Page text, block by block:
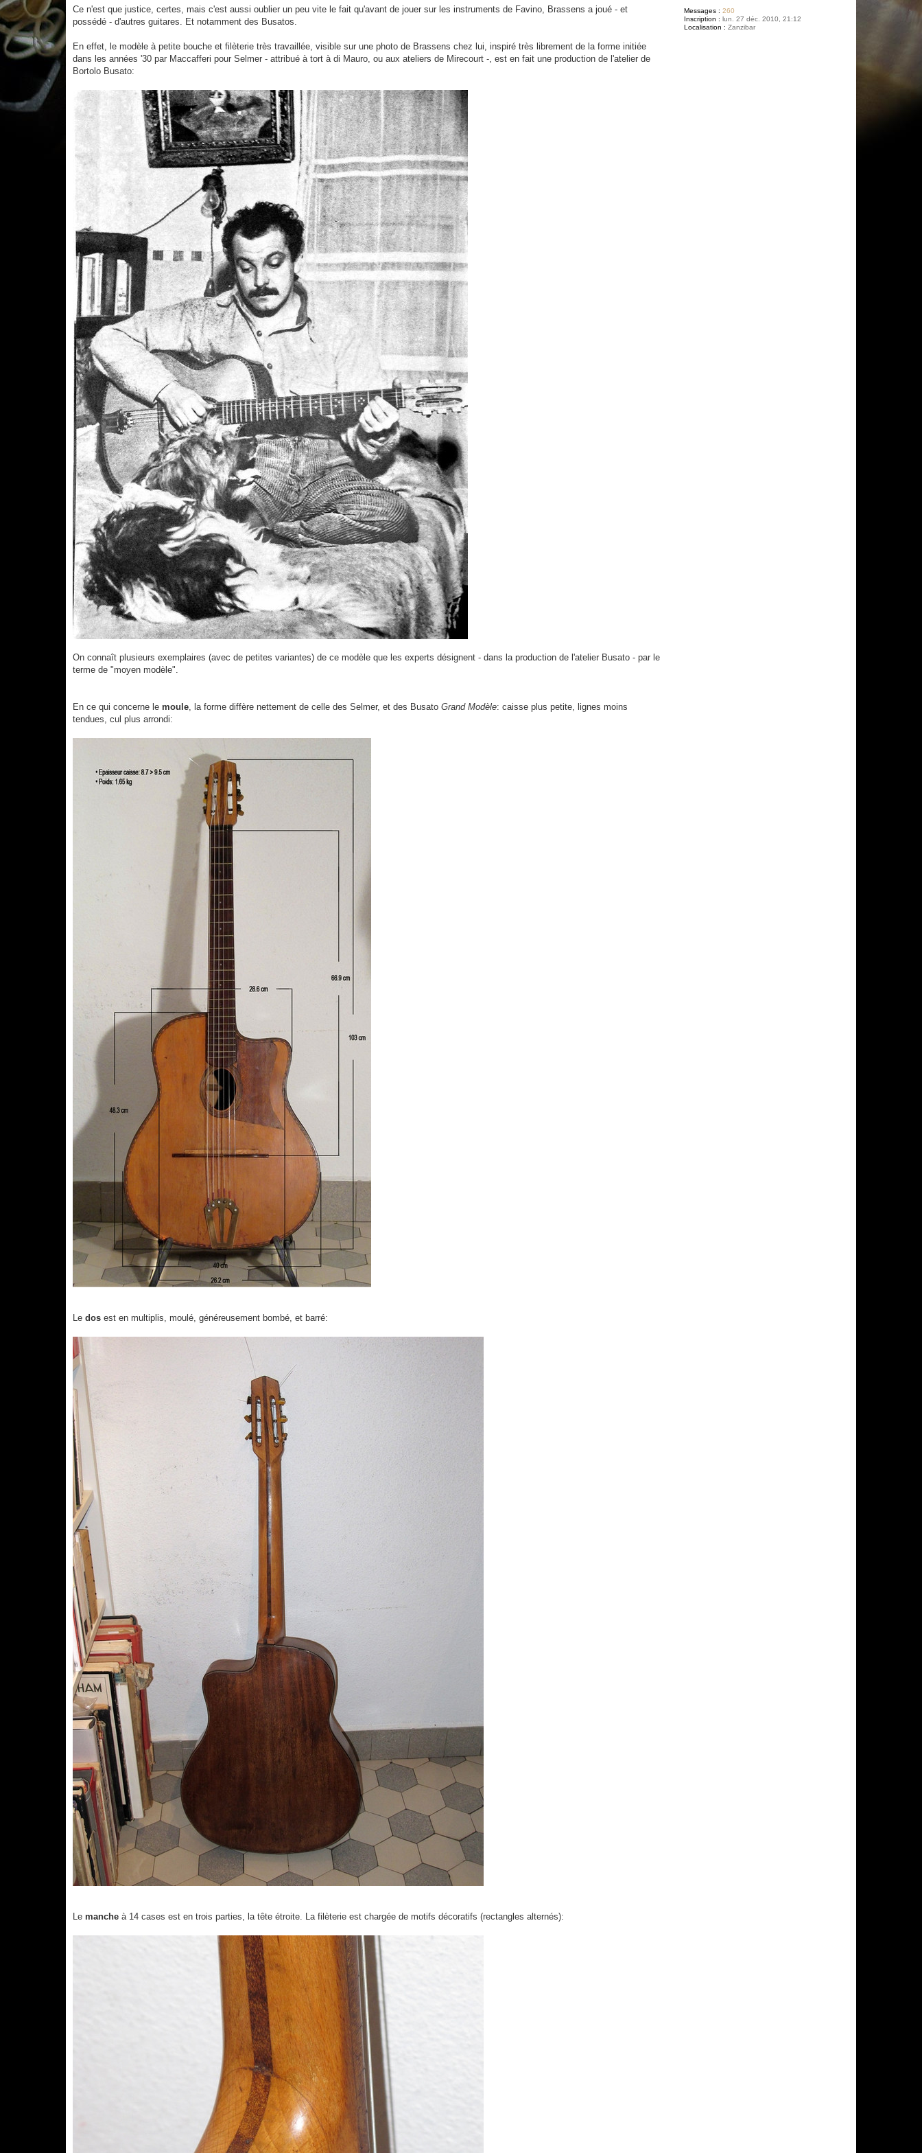
Messages : 260
Inscription : lun. 27 déc. 2010, 21:12
Localisation : Zanzibar
Ce n'est que justice, certes, mais c'est aussi oublier un peu vite le fait qu'avant de jouer sur les instruments de Favino, Brassens a joué - et
possédé - d'autres guitares. Et notamment des Busatos.
En effet, le modèle à petite bouche et filèterie très travaillée, visible sur une photo de Brassens chez lui, inspiré très librement de la forme initiée
dans les années '30 par Maccafferi pour Selmer - attribué à tort à di Mauro, ou aux ateliers de Mirecourt -, est en fait une production de l'atelier de
Bortolo Busato:
On connaît plusieurs exemplaires (avec de petites variantes) de ce modèle que les experts désignent - dans la production de l'atelier Busato - par le
terme de "moyen modèle".
En ce qui concerne le moule , la forme diffère nettement de celle des Selmer, et des Busato Grand Modèle: caisse plus petite, lignes moins
tendues, cul plus arrondi:
Le dos est en multiplis, moulé, généreusement bombé, et barré:
Le manche à 14 cases est en trois parties, la tête étroite. La filèterie est chargée de motifs décoratifs (rectangles alternés):